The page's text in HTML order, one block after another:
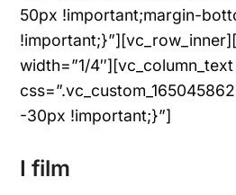
50px !important;margin-
width=”1/4″][vc_column_text
-30px !important;}”]
I film